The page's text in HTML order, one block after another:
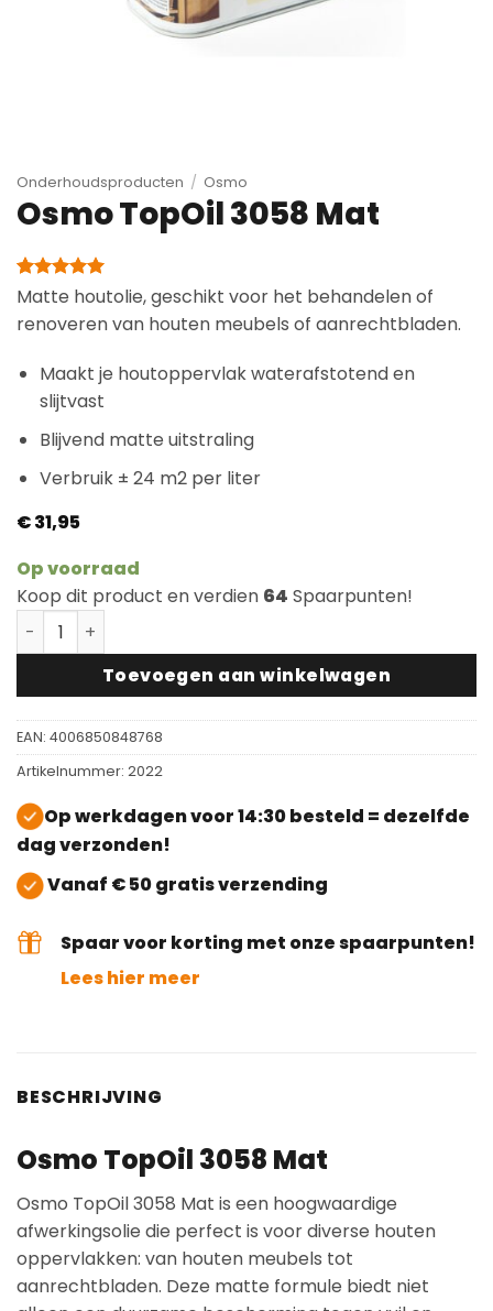
Onderhoudsproducten / Osmo
Osmo TopOil 3058 Mat
Gewaardeerd
5op 5
gebaseerd
2
Matte houtolie, geschikt voor het behandelen of
renoveren van houten meubels of aanrechtbladen.
Maakt je houtoppervlak waterafstotend en
slijtvast
Blijvend matte uitstraling
Verbruik ± 24 m2 per liter
€31,95
Op voorraad
Koop dit product en verdien 64 Spaarpunten!
Osmo TopOil 3058 Mat aantal
Toevoegen aan winkelwagen
EAN: 4006850848768
Artikelnummer: 2022
Op werkdagen voor 14:30 besteld = dezelfde
dag verzonden!
Vanaf € 50 gratis verzending
Spaar voor korting met onze spaarpunten!
Lees hier meer
BESCHRIJVING
Osmo TopOil 3058 Mat
Osmo TopOil 3058 Mat is een hoogwaardige
afwerkingsolie die perfect is voor diverse houten
oppervlakken: van houten meubels tot
aanrechtbladen. Deze matte formule biedt niet